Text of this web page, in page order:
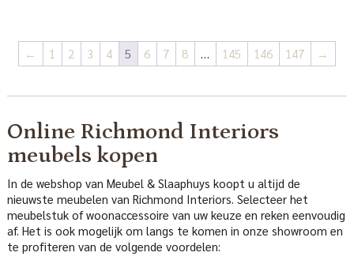
← 1 2 3 4 5 6 7 8 … 145 146 147 →
Online Richmond Interiors
meubels kopen
In de webshop van Meubel & Slaaphuys koopt u altijd de
nieuwste meubelen van Richmond Interiors. Selecteer het
meubelstuk of woonaccessoire van uw keuze en reken eenvoudig
af. Het is ook mogelijk om langs te komen in onze showroom en
te profiteren van de volgende voordelen: